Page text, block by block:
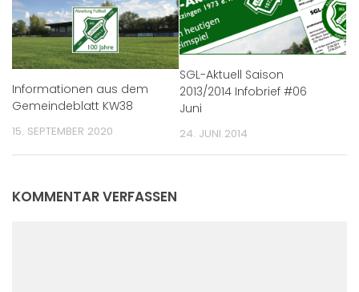
Informationen aus dem
Gemeindeblatt KW38
15. SEPTEMBER 2020
SGL-Aktuell Saison
2013/2014 Infobrief #06
Juni
24. JUNI 2014
KOMMENTAR VERFASSEN